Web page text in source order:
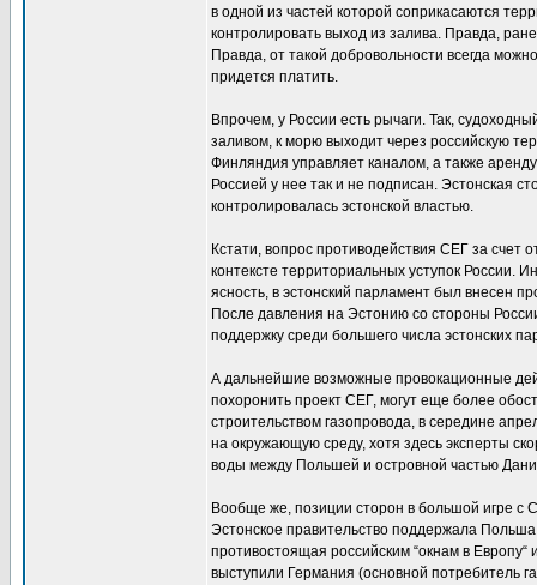
в одной из частей которой соприкасаются
контролировать выход из залива. Правда,
Правда, от такой добровольности всегда
придется платить.
Впрочем, у России есть рычаги. Так,
заливом, к морю выходит через российскую
Финляндия управляет каналом, а также
Россией у нее так и не подписан. Эстонская
контролировалась эстонской властью.
Кстати, вопрос противодействия СЕГ за счет
контексте территориальных уступок России.
ясность, в эстонский парламент был внесен
После давления на Эстонию со стороны
поддержку среди большего числа эстонских
А дальнейшие возможные провокационные
похоронить проект СЕГ, могут еще более
строительством газопровода, в середине
на окружающую среду, хотя здесь эксперты
воды между Польшей и островной частью
Вообще же, позиции сторон в большой игре с
Эстонское правительство поддержала
противостоящая российским “окнам в
выступили Германия (основной потребитель